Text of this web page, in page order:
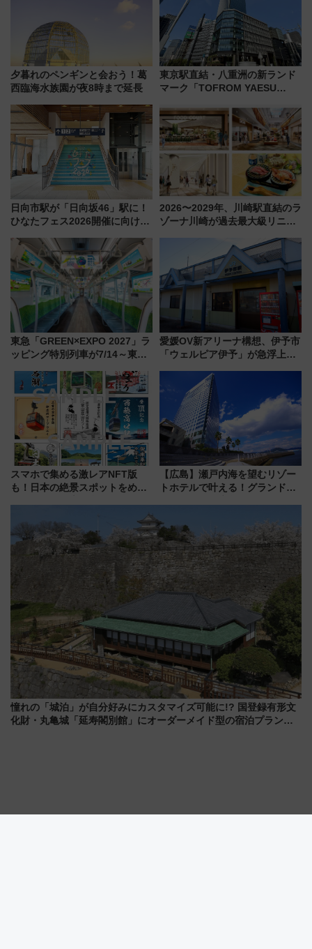
夕暮れのペンギンと会おう！葛
西臨海水族園が夜8時まで延長
東京駅直結・八重洲の新ランド
マーク「TOFROM YAESU
ないバスターミナル直結でスキ
マ時間が充実
日向市駅が「日向坂46」駅に！
ひなたフェス2026開催に向けJR
全力応援 夜行列車「ドリーム
おひさま号」も走る
2026〜2029年、川崎駅直結のラ
ゾーナ川崎が過去最大級リニュ
「いつから何が変わるか」徹底
解説！
東急「GREEN×EXPO 2027」ラ
ッピング特別列車が7/14～東
ー！ 注目の編成やデザインまと
め
愛媛OV新アリーナ構想、伊予市
「ウェルピア伊予」が急浮上！
で探る鉄道アクセスの未来
スマホで集める激レアNFT版
も！日本の絶景スポットをめぐ
【広島】瀬戸内海を望むリゾー
トホテルで叶える！グランドプ
ープラン
憧れの「城泊」が自分好みにカスタマイズ可能に!? 国登録有形文
化財・丸亀城「延寿閣別館」にオーダーメイド型の宿泊プランが